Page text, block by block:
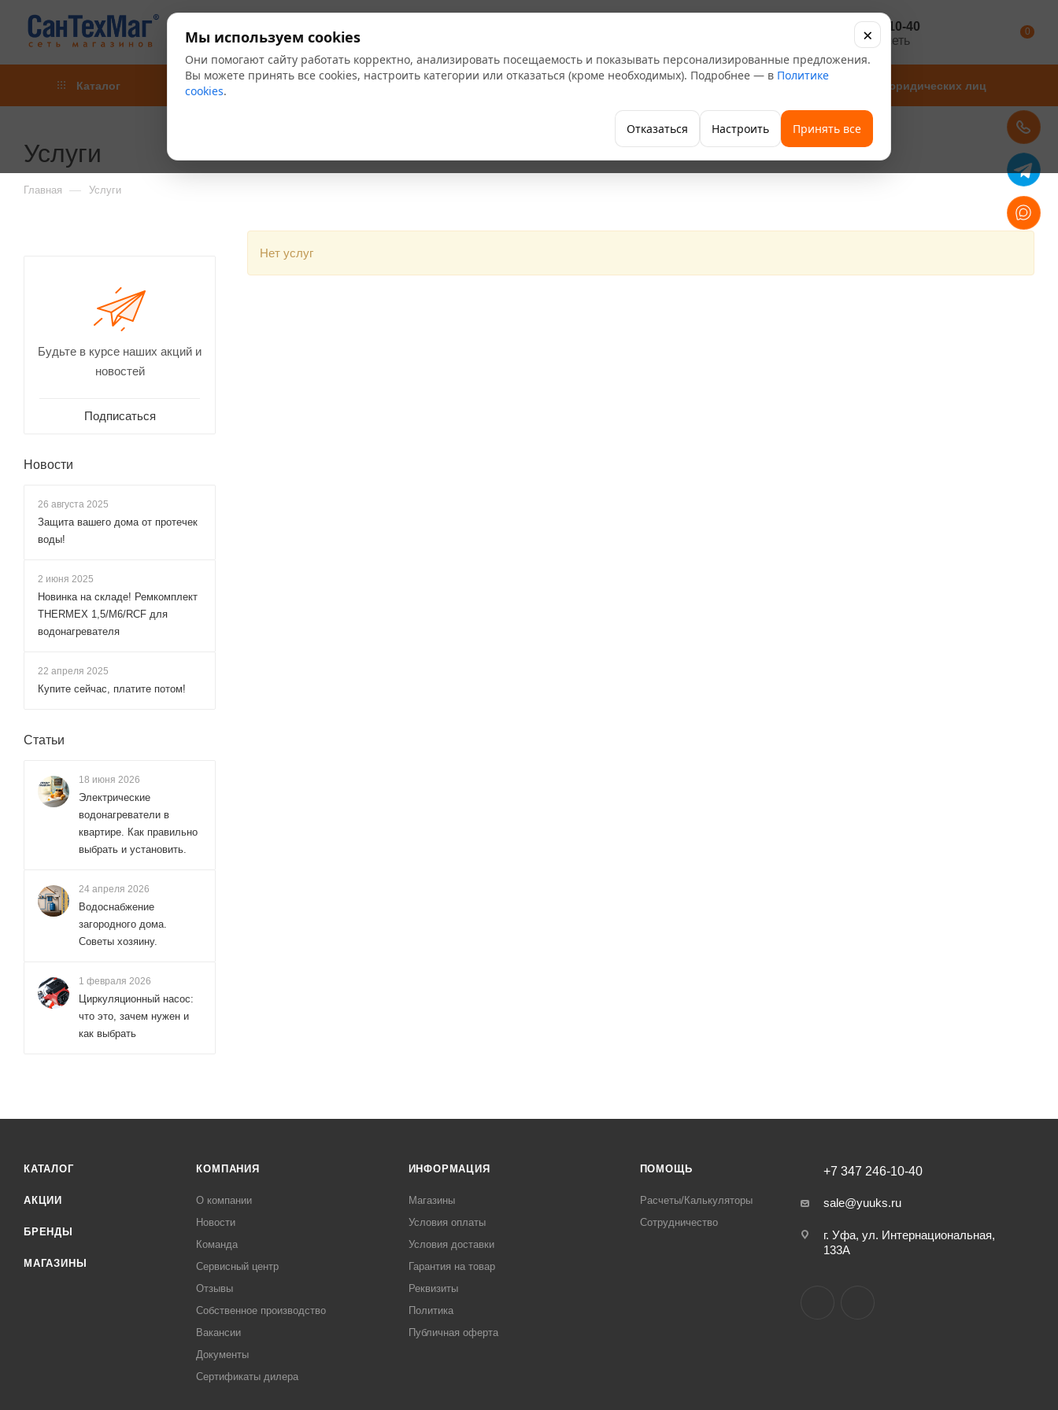
+7 347 246-10-40
розничная сеть
0
Каталог Акции Бренды Компания Для юридических лиц
Услуги
Главная — Услуги
Нет услуг
Будьте в курсе наших акций и
новостей
Подписаться
Новости
26 августа 2025
Защита вашего дома от протечек
воды!
2 июня 2025
Новинка на складе! Ремкомплект
THERMEX 1,5/М6/RCF для
водонагревателя
22 апреля 2025
Купите сейчас, платите потом!
Статьи
18 июня 2026
Электрические
водонагреватели в
квартире. Как правильно
выбрать и установить.
24 апреля 2026
Водоснабжение
загородного дома.
Советы хозяину.
1 февраля 2026
Циркуляционный насос:
что это, зачем нужен и
как выбрать
КАТАЛОГ
АКЦИИ
БРЕНДЫ
МАГАЗИНЫ
КОМПАНИЯ
О компании
Новости
Команда
Сервисный центр
Отзывы
Собственное производство
Вакансии
Документы
Сертификаты дилера
ИНФОРМАЦИЯ
Магазины
Условия оплаты
Условия доставки
Гарантия на товар
Реквизиты
Политика
Публичная оферта
ПОМОЩЬ
Расчеты/Калькуляторы
Сотрудничество
+7 347 246-10-40
sale@yuuks.ru
г. Уфа, ул. Интернациональная,
133А
Мы используем cookies
Они помогают сайту работать корректно, анализировать посещаемость и показывать персонализированные предложения.
Вы можете принять все cookies, настроить категории или отказаться (кроме необходимых). Подробнее — в Политике
cookies.
Отказаться Настроить Принять все
×